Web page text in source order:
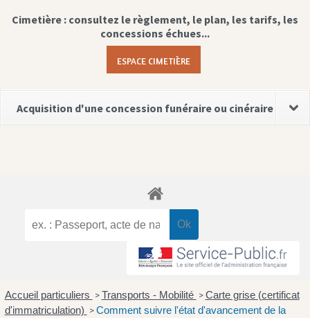
Cimetière : consultez le règlement, le plan, les tarifs, les
concessions échues...
ESPACE CIMETIÈRE
Acquisition d'une concession funéraire ou cinéraire
Accueil particuliers > Transports - Mobilité > Carte grise (certificat
d'immatriculation) > Comment suivre l'état d'avancement de la